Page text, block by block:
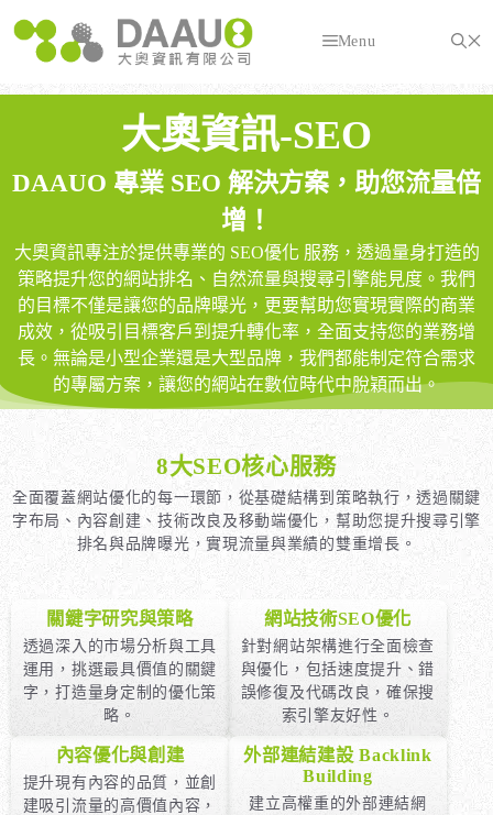
至
Menu
大奧資訊-SEO
DAAUO 專業 SEO 解決方案，助您流量倍
增！
大奧資訊專注於提供專業的 SEO優化 服務，透過量身打造的
策略提升您的網站排名、自然流量與搜尋引擎能見度。我們
的目標不僅是讓您的品牌曝光，更要幫助您實現實際的商業
成效，從吸引目標客戶到提升轉化率，全面支持您的業務增
長。無論是小型企業還是大型品牌，我們都能制定符合需求
的專屬方案，讓您的網站在數位時代中脫穎而出。
8大SEO核心服務
全面覆蓋網站優化的每一環節，從基礎結構到策略執行，透過關鍵
字布局、內容創建、技術改良及移動端優化，幫助您提升搜尋引擎
排名與品牌曝光，實現流量與業績的雙重增長。
關鍵字研究與策略
透過深入的市場分析與工具
運用，挑選最具價值的關鍵
字，打造量身定制的優化策
略。
網站技術SEO優化
針對網站架構進行全面檢查
與優化，包括速度提升、錯
誤修復及代碼改良，確保搜
索引擎友好性。
內容優化與創建
提升現有內容的品質，並創
建吸引流量的高價值內容，
外部連結建設 Backlink
Building
建立高權重的外部連結網